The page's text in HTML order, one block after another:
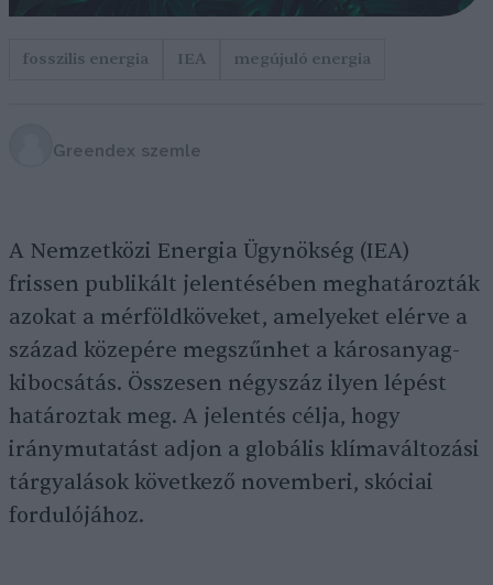
fosszilis energia IEA megújuló energia
Greendex szemle
A Nemzetközi Energia Ügynökség (IEA)
frissen publikált jelentésében meghatározták
azokat a mérföldköveket, amelyeket elérve a
század közepére megszűnhet a károsanyag-
kibocsátás. Összesen négyszáz ilyen lépést
határoztak meg. A jelentés célja, hogy
iránymutatást adjon a globális klímaváltozási
tárgyalások következő novemberi, skóciai
fordulójához.